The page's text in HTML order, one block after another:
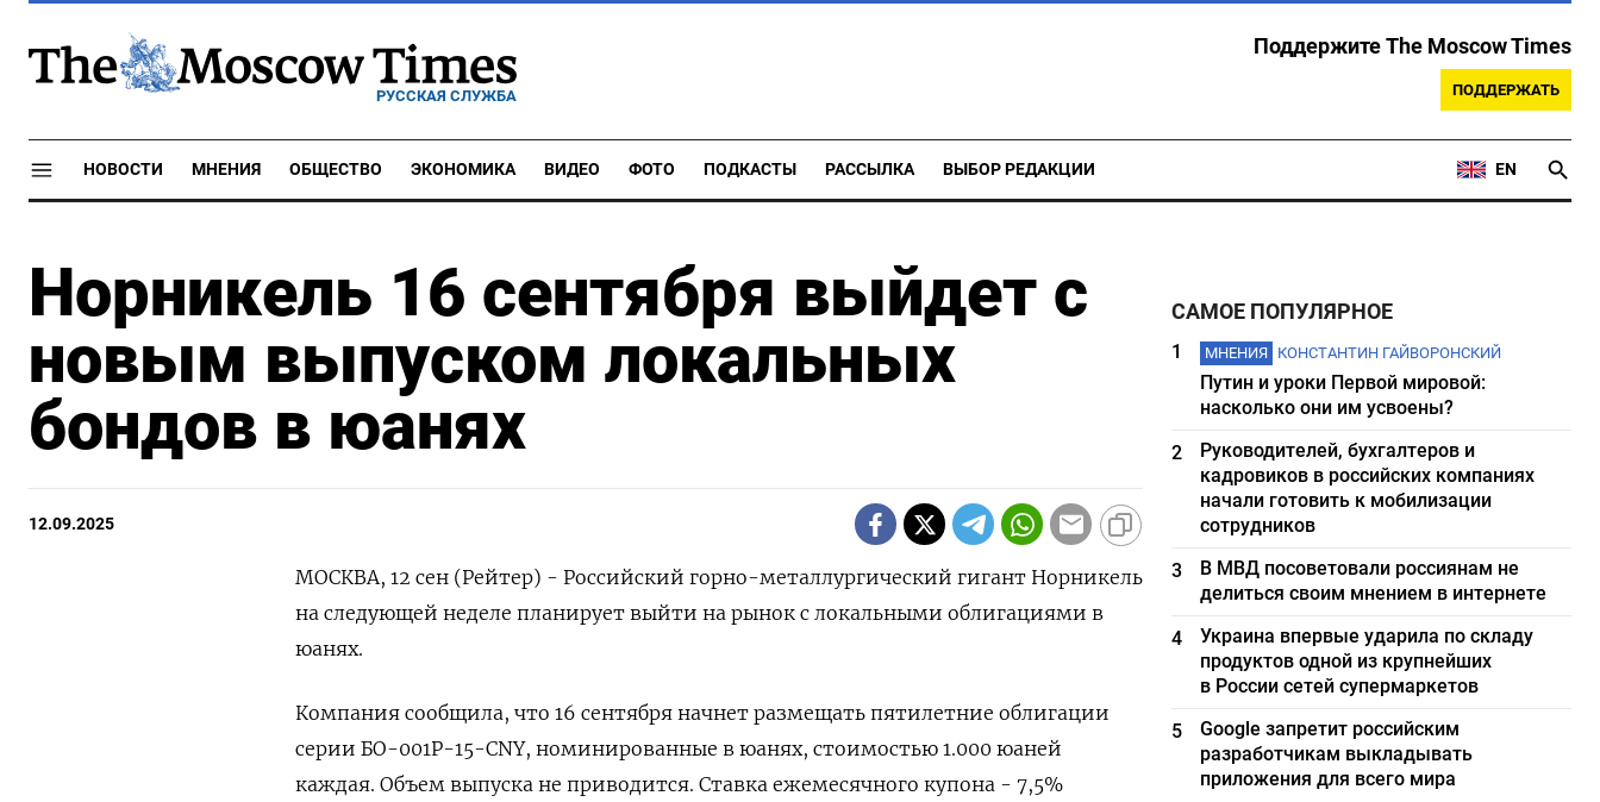
РУССКАЯ СЛУЖБА
Поддержите The Moscow Times
ПОДДЕРЖАТЬ
НОВОСТИ МНЕНИЯ ОБЩЕСТВО ЭКОНОМИКА ВИДЕО ФОТО ПОДКАСТЫ РАССЫЛКА ВЫБОР РЕДАКЦИИ EN
Норникель 16 сентября выйдет с
новым выпуском локальных
бондов в юанях
12.09.2025
МОСКВА, 12 сен (Рейтер) - Российский горно-металлургический гигант Норникель
на следующей неделе планирует выйти на рынок с локальными облигациями в
юанях.
Компания сообщила, что 16 сентября начнет размещать пятилетние облигации
серии БО-001Р-15-CNY, номинированные в юанях, стоимостью 1.000 юаней
каждая. Объем выпуска не приводится. Ставка ежемесячного купона - 7,5%
САМОЕ ПОПУЛЯРНОЕ
1 МНЕНИЯ КОНСТАНТИН ГАЙВОРОНСКИЙ
Путин и уроки Первой мировой:
насколько они им усвоены?
2
Руководителей, бухгалтеров и
кадровиков в российских компаниях
начали готовить к мобилизации
сотрудников
3
В МВД посоветовали россиянам не
делиться своим мнением в интернете
4
Украина впервые ударила по складу
продуктов одной из крупнейших
в России сетей супермаркетов
5
Google запретит российским
разработчикам выкладывать
приложения для всего мира